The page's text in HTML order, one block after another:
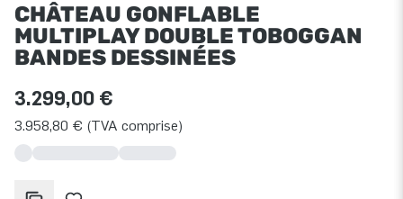
CHÂTEAU GONFLABLE
MULTIPLAY DOUBLE TOBOGGAN
BANDES DESSINÉES
3.299,00 €
3.958,80 € (TVA comprise)